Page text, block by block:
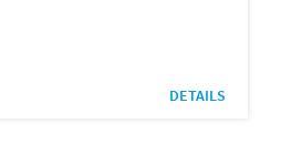
DETAILS